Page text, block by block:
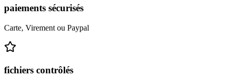
paiements sécurisés
Carte, Virement ou Paypal
fichiers contrôlés